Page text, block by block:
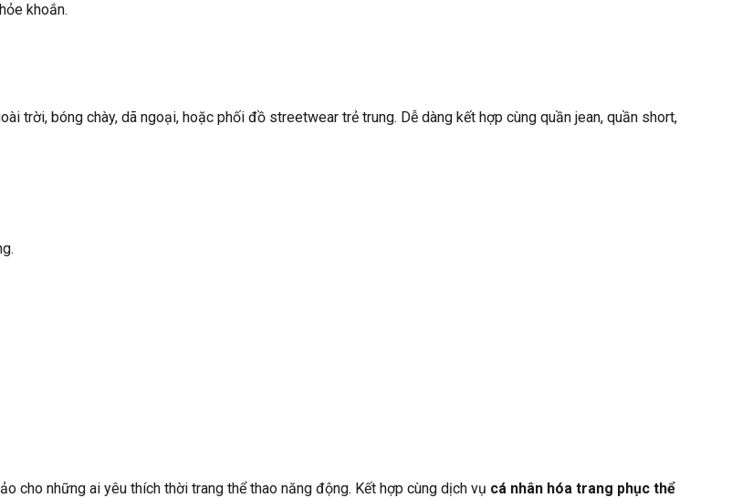
khoắn.
trời, bóng chày, dã ngoại, hoặc phối đồ streetwear trẻ trung. Dễ dàng kết hợp cùng quần jean, quần short,
cho những ai yêu thích thời trang thể thao năng động. Kết hợp cùng dịch vụ cá nhân hóa trang phục thể